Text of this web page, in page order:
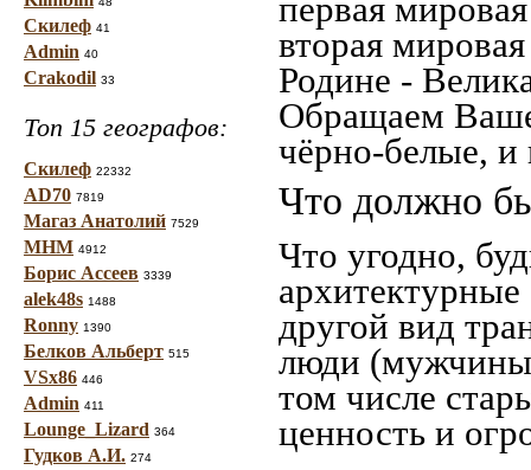
Скилеф 41
Admin 40
Crakodil 33
Топ 15 географов:
Скилеф 22332
AD70 7819
Магаз Анатолий 7529
МНМ 4912
Борис Ассеев 3339
alek48s 1488
Ronny 1390
Белков Альберт 515
VSx86 446
Admin 411
Lounge_Lizard 364
Гудков А.И. 274
первая
вторая
Родине -
Обращаем
чёрно-белые, и
Что должно
Что угодно,
другой вид
люди
том числе
ценность и